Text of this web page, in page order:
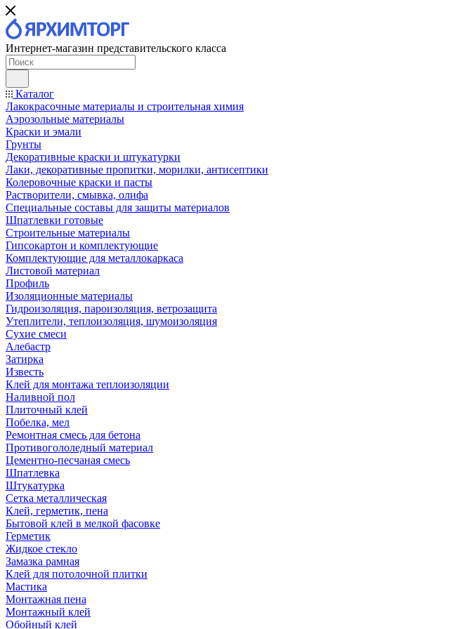
Интернет-магазин представительского класса
Каталог
Лакокрасочные материалы и строительная химия
Аэрозольные материалы
Краски и эмали
Грунты
Декоративные краски и штукатурки
Лаки, декоративные пропитки, морилки, антисептики
Колеровочные краски и пасты
Растворители, смывка, олифа
Специальные составы для защиты материалов
Шпатлевки готовые
Строительные материалы
Гипсокартон и комплектующие
Комплектующие для металлокаркаса
Листовой материал
Профиль
Изоляционные материалы
Гидроизоляция, пароизоляция, ветрозащита
Утеплители, теплоизоляция, шумоизоляция
Сухие смеси
Алебастр
Затирка
Известь
Клей для монтажа теплоизоляции
Наливной пол
Плиточный клей
Побелка, мел
Ремонтная смесь для бетона
Противогололедный материал
Цементно-песчаная смесь
Шпатлевка
Штукатурка
Сетка металлическая
Клей, герметик, пена
Бытовой клей в мелкой фасовке
Герметик
Жидкое стекло
Замазка рамная
Клей для потолочной плитки
Мастика
Монтажная пена
Монтажный клей
Обойный клей